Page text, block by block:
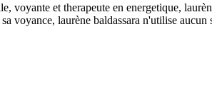
voyante et therapeute en energetique,
voyance, laurène baldassara n'utilise